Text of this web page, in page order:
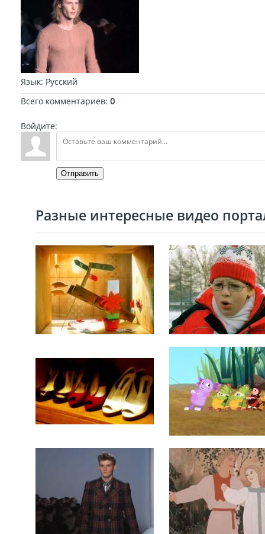
Язык: Русский
Всего комментариев: 0
Войдите:
Отправить
Разные интересные видео